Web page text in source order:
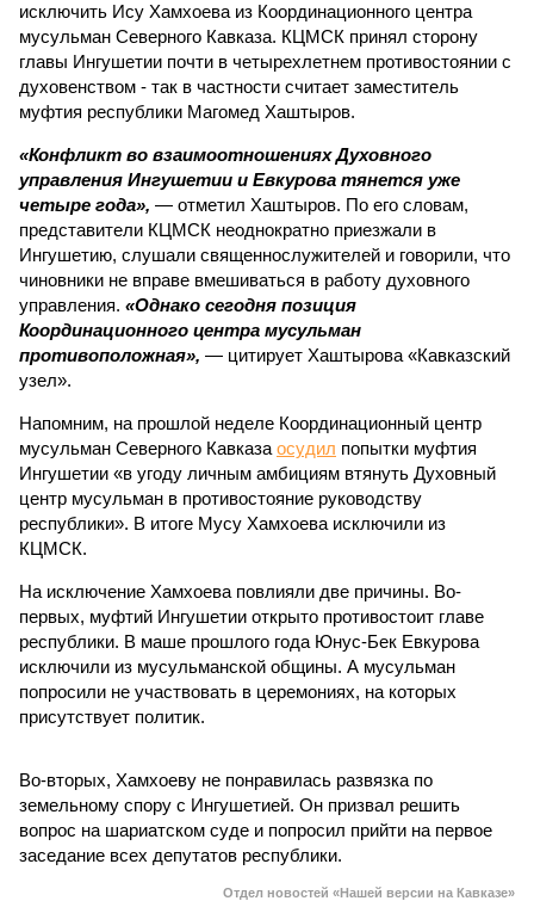
исключить Ису Хамхоева из Координационного центра
мусульман Северного Кавказа. КЦМСК принял сторону
главы Ингушетии почти в четырехлетнем противостоянии с
духовенством - так в частности считает заместитель
муфтия республики Магомед Хаштыров.
«Конфликт во взаимоотношениях Духовного
управления Ингушетии и Евкурова тянется уже
четыре года», — отметил Хаштыров. По его словам,
представители КЦМСК неоднократно приезжали в
Ингушетию, слушали священнослужителей и говорили, что
чиновники не вправе вмешиваться в работу духовного
управления. «Однако сегодня позиция
Координационного центра мусульман
противоположная», — цитирует Хаштырова «Кавказский
узел».
Напомним, на прошлой неделе Координационный центр
мусульман Северного Кавказа осудил попытки муфтия
Ингушетии «в угоду личным амбициям втянуть Духовный
центр мусульман в противостояние руководству
республики». В итоге Мусу Хамхоева исключили из
КЦМСК.
На исключение Хамхоева повлияли две причины. Во-
первых, муфтий Ингушетии открыто противостоит главе
республики. В маше прошлого года Юнус-Бек Евкурова
исключили из мусульманской общины. А мусульман
попросили не участвовать в церемониях, на которых
присутствует политик.
Во-вторых, Хамхоеву не понравилась развязка по
земельному спору с Ингушетией. Он призвал решить
вопрос на шариатском суде и попросил прийти на первое
заседание всех депутатов республики.
Отдел новостей «Нашей версии на Кавказе»